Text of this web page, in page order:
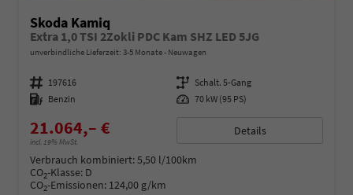
Skoda Kamiq
Extra 1,0 TSI 2Zokli PDC Kam SHZ LED 5JG
unverbindliche Lieferzeit: 3-5 Monate Neuwagen
Fahrzeugnummer 197616 Getriebe Schalt. 5-Gang
Kraftstoff Benzin Leistung 70 kW (95 PS)
21.064,– €
incl. 19% MwSt.
Details
Verbrauch kombiniert:5,50 l/100km
CO2-Klasse: D
CO2-Emissionen: 124,00 g/km